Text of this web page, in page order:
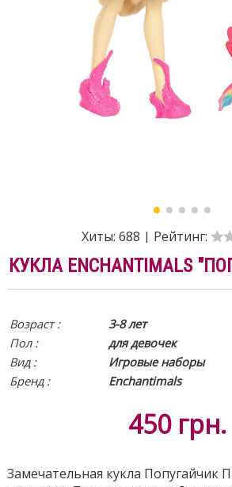
Хиты: 688 | Рейтинг:
КУКЛА ENCHANTIMALS
Возраст :
3-8 лет
Пол :
для девочек
Вид :
Игровые наборы
Бренд :
Enchantimals
450 грн.
Замечательная кукла Попугайчик